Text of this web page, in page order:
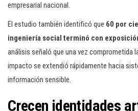
empresarial nacional.
El estudio también identificó que 60 por
ingeniería social terminó con
análisis señaló que una vez comprometida
impacto se extendió rápidamente hacia
información sensible.
Crecen identidades